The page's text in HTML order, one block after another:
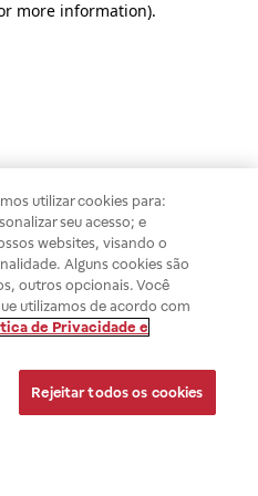
more information).
utilizar cookies para:
seu acesso; e
websites, visando o
Alguns cookies são
outros opcionais. Você
utilizamos de acordo com
de Privacidade e
Rejeitar todos os cookies